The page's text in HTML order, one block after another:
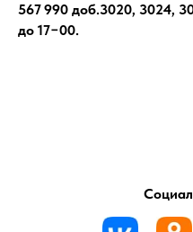
567 990 доб.3020, 3024,
до 17−00.